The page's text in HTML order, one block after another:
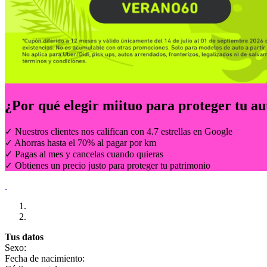
¿Por qué elegir miituo para proteger tu
✓ Nuestros clientes nos califican con 4.7 estrellas en Google
✓ Ahorras hasta el 70% al pagar por km
✓ Pagas al mes y cancelas cuando quieras
✓ Obtienes un precio justo para proteger tu patrimonio
Tus datos
Sexo:
Fecha de nacimiento: